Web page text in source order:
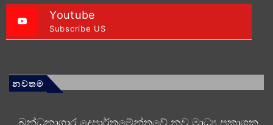
Youtube
Subscribe US
නවතම
බන්ධනාගාර දෙපාර්තමේන්තුවේ නව මාධ්‍ය ප්‍රකාශක